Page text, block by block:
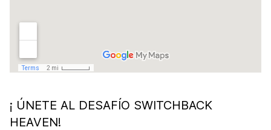
¡ ÚNETE AL DESAFÍO SWITCHBACK
HEAVEN!